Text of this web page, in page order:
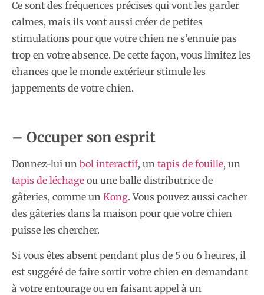
Ce sont des fréquences précises qui vont les garder
calmes, mais ils vont aussi créer de petites
stimulations pour que votre chien ne s’ennuie pas
trop en votre absence. De cette façon, vous limitez les
chances que le monde extérieur stimule les
jappements de votre chien.
– Occuper son esprit
Donnez-lui un bol interactif, un tapis de fouille, un
tapis de léchage ou une balle distributrice de
gâteries, comme un Kong. Vous pouvez aussi cacher
des gâteries dans la maison pour que votre chien
puisse les chercher.
Si vous êtes absent pendant plus de 5 ou 6 heures, il
est suggéré de faire sortir votre chien en demandant
à votre entourage ou en faisant appel à un